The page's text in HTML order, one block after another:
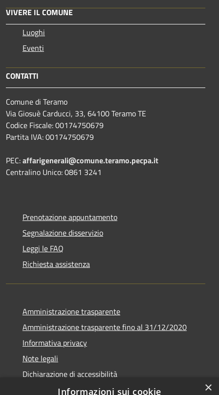
VIVERE IL COMUNE
Luoghi
Eventi
CONTATTI
Comune di Teramo
Via Giosuè Carducci, 33, 64100 Teramo TE
Codice Fiscale: 00174750679
Partita IVA: 00174750679
PEC:affarigenerali@comune.teramo.pecpa.it
Centralino Unico: 0861 3241
Prenotazione appuntamento
Segnalazione disservizio
Leggi le FAQ
Richiesta assistenza
Amministrazione trasparente
Amministrazione trasparente fino al 31/12/2020
Informativa privacy
Note legali
Dichiarazione di accessibilità
×
Informazioni sui cookie